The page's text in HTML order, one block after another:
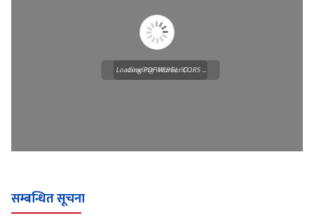
Loading WEBGL 3D ...
Loading PDF Worker CORS ...
सम्बन्धित सूचना